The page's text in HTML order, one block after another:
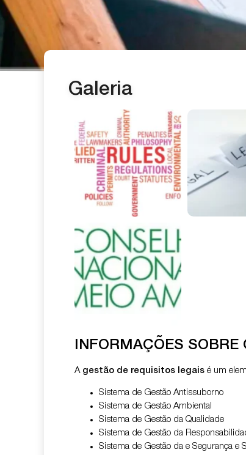
Galeria
INFORMAÇÕES SOBRE
A gestão de requisitos legais é um
Sistema de Gestão Antissuborno
Sistema de Gestão Ambiental
Sistema de Gestão da Qualidade
Sistema de Gestão da
Sistema de Gestão da e Segurança e